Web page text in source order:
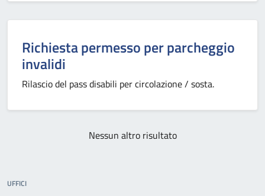
Richiesta permesso per parcheggio
invalidi
Rilascio del pass disabili per circolazione / sosta.
Nessun altro risultato
UFFICI